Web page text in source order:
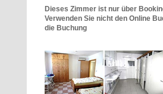
Dieses Zimmer ist nur über
Verwenden Sie nicht den Online
die Buchung